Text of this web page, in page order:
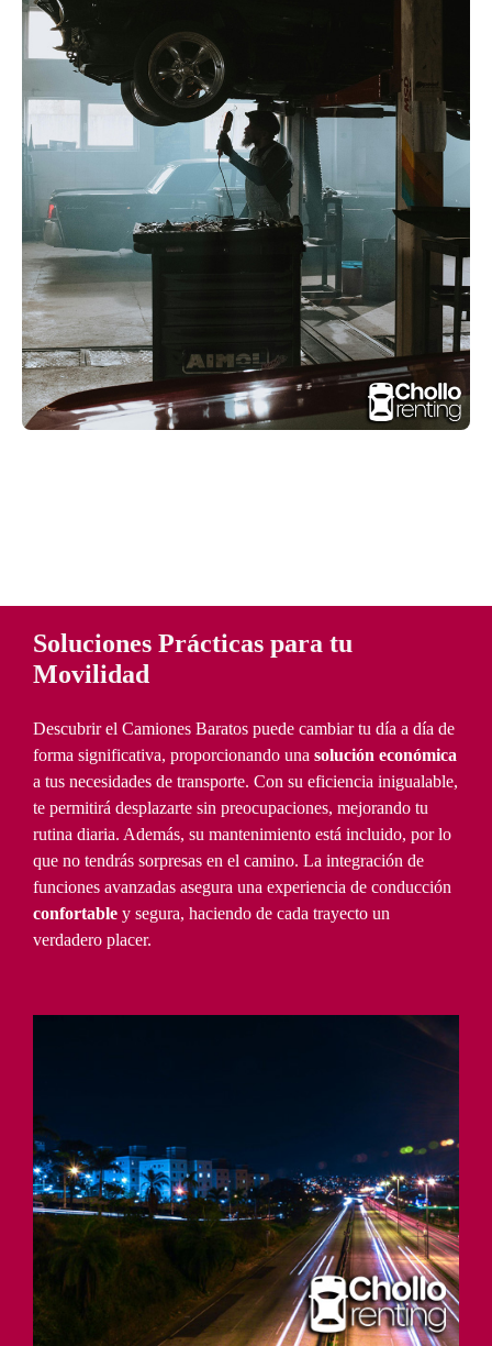
Soluciones Prácticas para tu
Movilidad
Descubrir el Camiones Baratos puede cambiar tu día a día de
forma significativa, proporcionando una solución económica
a tus necesidades de transporte. Con su eficiencia inigualable,
te permitirá desplazarte sin preocupaciones, mejorando tu
rutina diaria. Además, su mantenimiento está incluido, por lo
que no tendrás sorpresas en el camino. La integración de
funciones avanzadas asegura una experiencia de conducción
confortable y segura, haciendo de cada trayecto un
verdadero placer.